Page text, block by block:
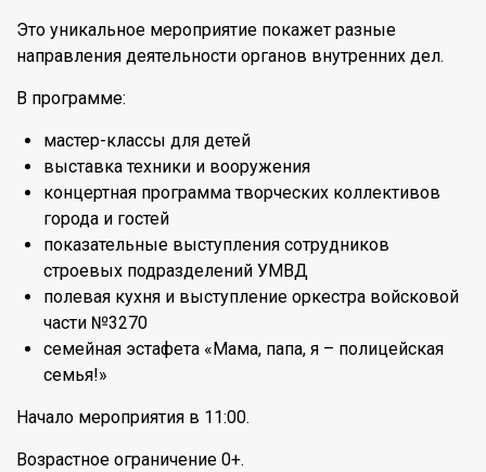
Это уникальное мероприятие покажет разные
направления деятельности органов внутренних дел.
В программе:
мастер-классы для детей
выставка техники и вооружения
концертная программа творческих коллективов
города и гостей
показательные выступления сотрудников
строевых подразделений УМВД
полевая кухня и выступление оркестра войсковой
части №3270
семейная эстафета «Мама, папа, я – полицейская
семья!»
Начало мероприятия в 11:00.
Возрастное ограничение 0+.